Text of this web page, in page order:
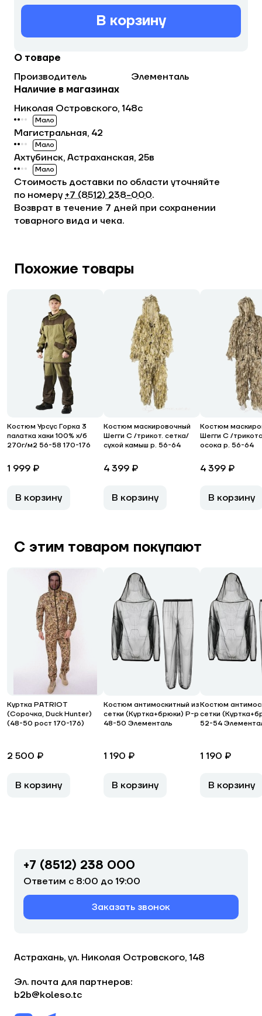
В корзину
О товаре
Производитель
Элементаль
Стоимость доставки по области уточняйте
по номеру +7 (8512) 238−000.
Возврат в течение 7 дней при сохранении
товарного вида и чека.
Наличие в магазинах
Николая Островского, 148с
Мало
Магистральная, 42
Мало
Ахтубинск, Астраханская, 25в
Мало
Похожие товары
Костюм Урсус Горка 3
палатка хаки 100% х/б
270г/м2 56-58 170-176
1 999 ₽
В корзину
Костюм маскировочный
Шегги С /трикот. сетка/
сухой камыш р. 56-64
4 399 ₽
В корзину
Костюм
Шегги С /
осока р. 56-64
4 399 ₽
В корзину
С этим товаром покупают
Куртка PATRIOT
(Сорочка, Duck Hunter)
(48-50 рост 170-176)
2 500 ₽
В корзину
Костюм антимоскитный из
сетки (Куртка+брюки) Р-р
48-50 Элементаль
1 190 ₽
В корзину
Костюм
сетки
52-54
1 190 ₽
В корзину
+7 (8512) 238 000
Ответим с 8:00 до 19:00
Заказать звонок
Астрахань, ул. Николая Островского, 148
Эл. почта для партнеров:
b2b@koleso.tc